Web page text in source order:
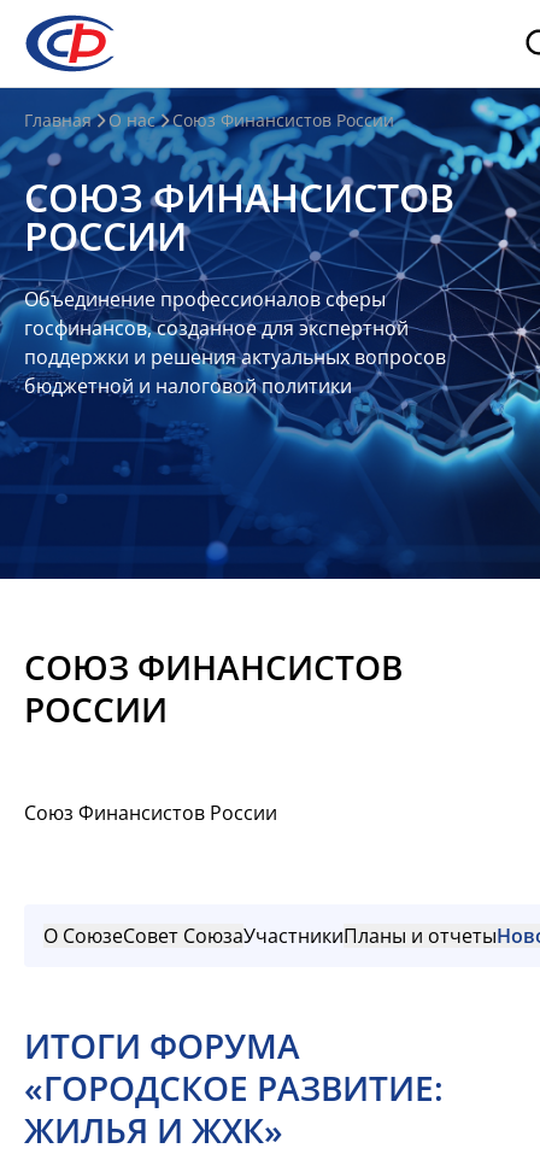
О
нас
О
СФР
Совет
Союза
Участники
Планы
отчеты
Контакты
Материалы
Главная О нас Союз Финансистов России
СОЮЗ ФИНАНСИСТОВ
РОССИИ
Объединение профессионалов сферы
госфинансов, созданное для экспертной
поддержки и решения актуальных вопросов
бюджетной и налоговой политики
СОЮЗ ФИНАНСИСТОВ
РОССИИ
Союз Финансистов России
О СоюзеСовет СоюзаУчастникиПланы и отчеты
ИТОГИ ФОРУМА
«ГОРОДСКОЕ РАЗВИТИЕ:
ЖИЛЬЯ И ЖХК»